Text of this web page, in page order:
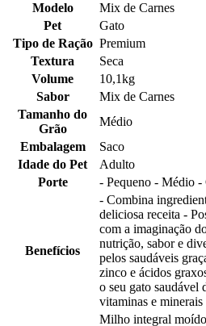
Modelo
Mix de Carnes
Pet
Gato
Tipo de Ração Premium
Textura
Seca
Volume
10,1kg
Sabor
Mix de Carnes
Tamanho do
Grão
Médio
Embalagem
Saco
Idade do Pet
Adulto
Porte
- Pequeno - Médio -
Benefícios
- Combina
deliciosa receita -
com a imaginação
nutrição, sabor e
pelos saudáveis
zinco e ácidos
o seu gato saudável
vitaminas e
Milho integral